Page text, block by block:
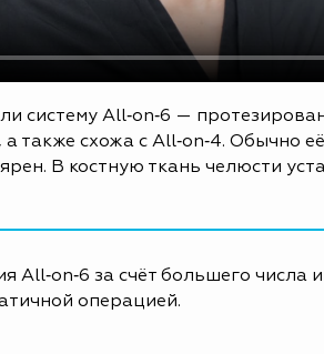
систему All‑on‑6 —
а также схожа с All‑on‑4.
В костную ткань челюсти
All‑on‑6 за счёт большего
операцией.